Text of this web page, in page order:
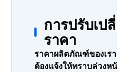
การปรับเป
ราคา
ราคาผลิตภัณฑ์ของเร
ต้องแจ้งให้ทราบล่วงห